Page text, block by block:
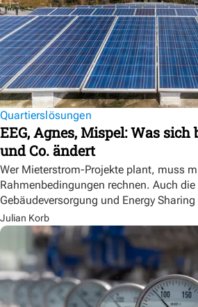
Quartierslösungen
EEG, Agnes, Mispel: Was
und Co. ändert
Wer Mieterstrom-Projekte plant, muss
Rahmenbedingungen rechnen. Auch
Gebäudeversorgung und Energy
Julian Korb